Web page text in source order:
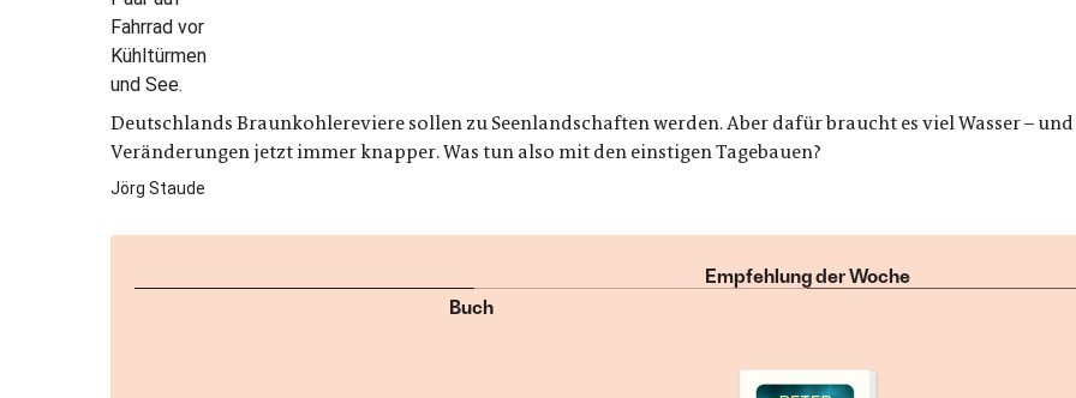
Deutschlands Braunkohlereviere sollen zu Seenlandschaften werden. Aber dafür braucht es viel Wasser –
Veränderungen jetzt immer knapper. Was tun also mit den einstigen Tagebauen?
Jörg Staude
Empfehlung der Woche
Buch